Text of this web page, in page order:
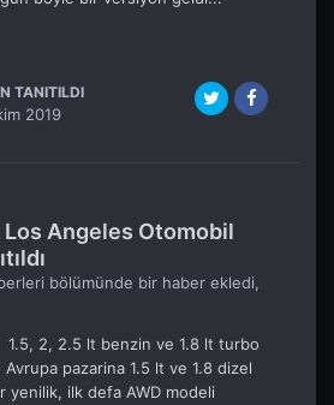
TANITILDI
2019
Los Angeles Otomobil
bölümünde bir haber ekledi,
2, 2.5 lt benzin ve 1.8 lt turbo
pazarina 1.5 lt ve 1.8 dizel
yenilik, ilk defa AWD modeli